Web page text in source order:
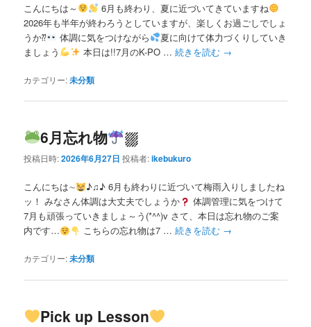
こんにちは～
6月も終わり、夏に近づいてきていますね
2026年も半年が終わろうとしていますが、楽しくお過ごしでしょ
うか⁇
体調に気をつけながら
夏に向けて体力づくりしていき
ましょう
本日は!!7月のK-PO … 続きを読む →
カテゴリー:未分類
6月忘れ物 ⛆
投稿日時:2026年6月27日 投稿者:ikebukuro
こんにちは∼
♪♫♪ 6月も終わりに近づいて梅雨入りしましたね
ッ！ みなさん体調は大丈夫でしょうか
体調管理に気をつけて
7月も頑張っていきましょ～う(*^^)v さて、本日は忘れ物のご案
内です…
こちらの忘れ物は7 … 続きを読む →
カテゴリー:未分類
Pick up Lesson